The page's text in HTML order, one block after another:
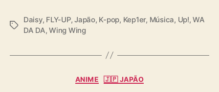
T
s
Daisy, FLY-UP,Japão, K-pop, Kep1er, Música, Up!,WA
DA DA,Wing Wing
C
ANIME 🇯🇵 JAPÃO